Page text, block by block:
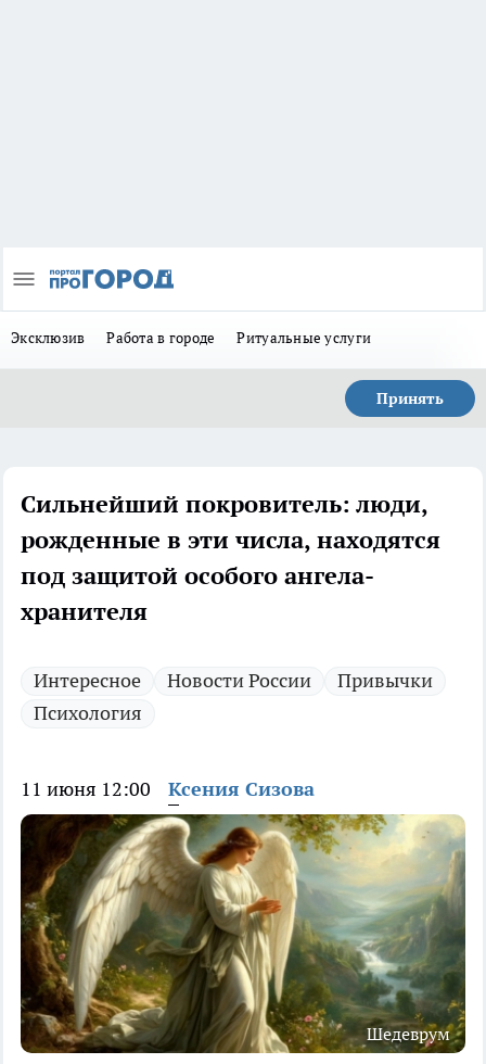
Эксклюзив Работа в городе Ритуальные услуги
Принять
Сильнейший покровитель: люди,
рожденные в эти числа, находятся
под защитой особого ангела-
хранителя
Интересное Новости России
Привычки
Психология
11 июня 12:00 Ксения Сизова
Шедеврум